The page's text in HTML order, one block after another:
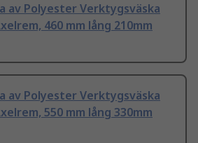
av Polyester Verktygsväska
460 mm lång 210mm
av Polyester Verktygsväska
550 mm lång 330mm